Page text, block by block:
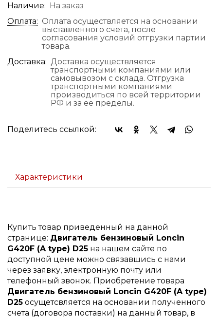
Наличие: На заказ
Оплата: Оплата осуществляется на основании
выставленного счета, после
согласования условий отгрузки партии
товара.
Доставка: Доставка осуществляется
транспортными компаниями или
самовывозом с склада. Отгрузка
транспортными компаниями
производиться по всей территории
РФ и за ее пределы.
Поделитесь ссылкой:
Характеристики
Купить товар приведенный на данной
странице: Двигатель бензиновый Loncin
G420F (A type) D25 на нашем сайте по
доступной цене можно связавшись с нами
через заявку, электронную почту или
телефонный звонок. Приобретение товара
Двигатель бензиновый Loncin G420F (A type)
D25 осущетсвляется на основании полученного
счета (договора поставки) на данный товар, в